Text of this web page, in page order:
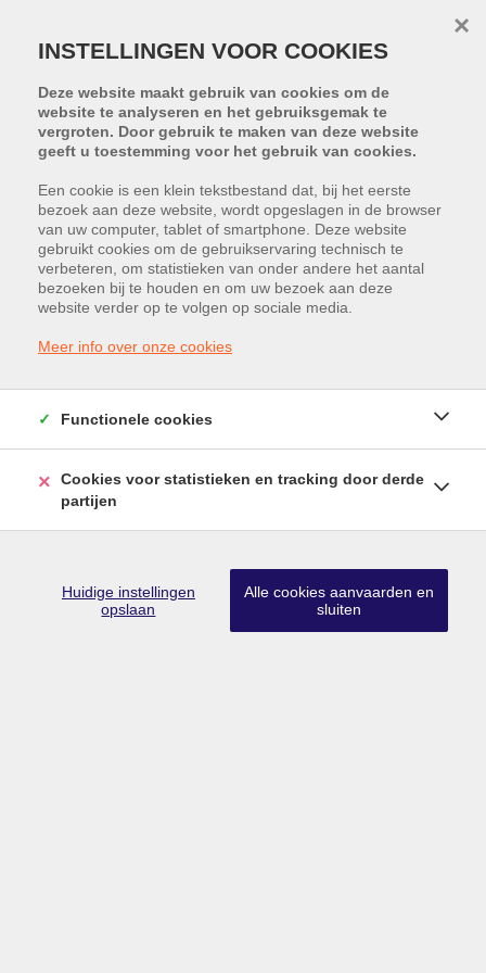
HELAAS, DIT PAND IS VERKOCHT
Lid CIB•Lid BIV•Erkend vastgoedmakelaar-bemiddelaar in België
INSTELLINGEN VOOR COOKIES
Deze website maakt gebruik van cookies om de
website te analyseren en het gebruiksgemak te
vergroten. Door gebruik te maken van deze website
geeft u toestemming voor het gebruik van cookies.
Een cookie is een klein tekstbestand dat, bij het eerste
bezoek aan deze website, wordt opgeslagen in de browser
van uw computer, tablet of smartphone. Deze website
gebruikt cookies om de gebruikservaring technisch te
verbeteren, om statistieken van onder andere het aantal
bezoeken bij te houden en om uw bezoek aan deze
website verder op te volgen op sociale media.
Meer info over onze cookies
×
Functionele cookies
Cookies voor statistieken en tracking door derde
partijen
Huidige instellingen
opslaan
Alle cookies aanvaarden en
sluiten